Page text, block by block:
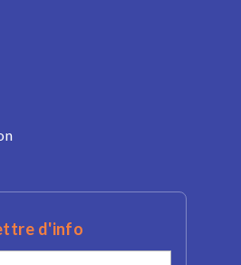
d'info